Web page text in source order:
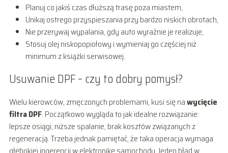
Planuj co jakiś czas dłuższą trasę poza miastem,
Unikaj ostrego przyspieszania przy bardzo niskich obrotach,
Nie przerywaj wypalania, gdy auto wyraźnie je realizuje,
Stosuj olej niskopopiołowy i wymieniaj go częściej niż
minimum z książki serwisowej.
Usuwanie DPF – czy to dobry pomysł?
Wielu kierowców, zmęczonych problemami, kusi się nawycięcie
filtra DPF. Początkowo wygląda to jak idealne rozwiązanie:
lepsze osiągi, niższe spalanie, brak kosztów związanych z
regeneracją. Trzeba jednak pamiętać, że taka operacja wymaga